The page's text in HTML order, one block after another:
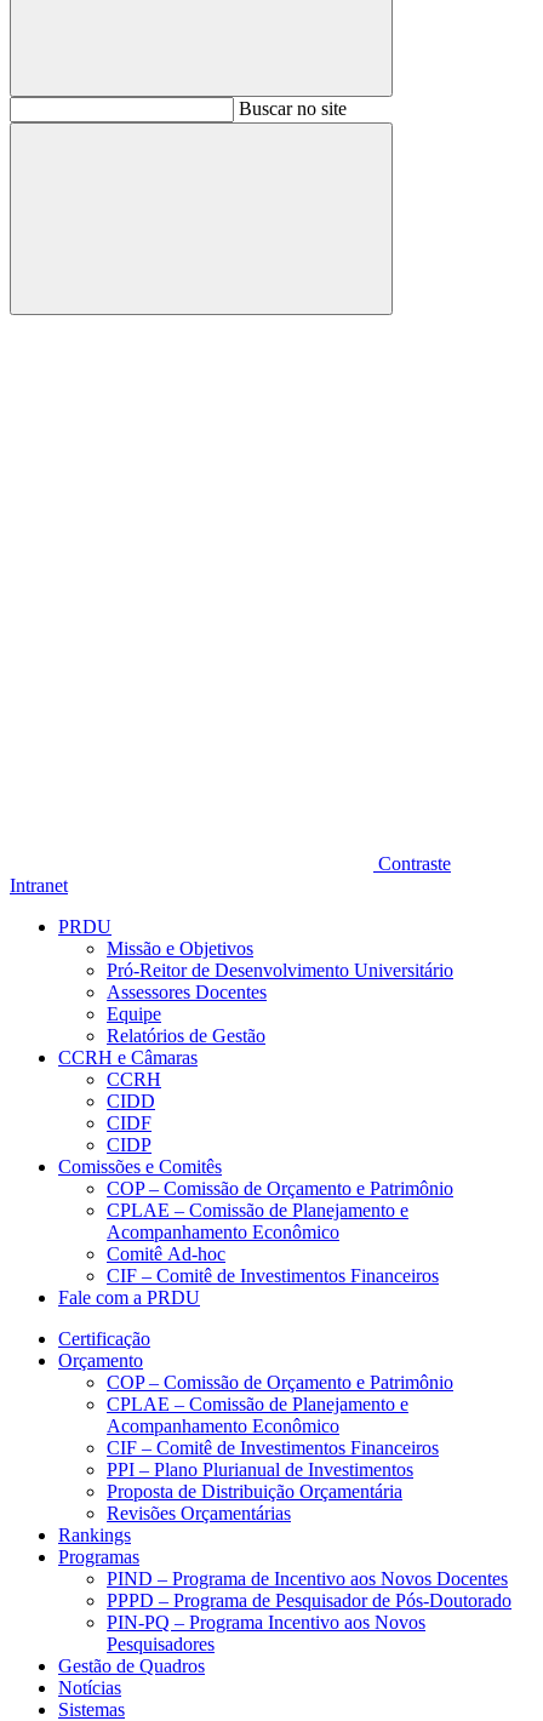
BuscarBuscar no site
Buscar
Contraste
Intranet
PRDU
Missão e Objetivos
Pró-Reitor de Desenvolvimento Universitário
Assessores Docentes
Equipe
Relatórios de Gestão
CCRH e Câmaras
CCRH
CIDD
CIDF
CIDP
Comissões e Comitês
COP – Comissão de Orçamento e Patrimônio
CPLAE – Comissão de Planejamento e
Acompanhamento Econômico
Comitê Ad-hoc
CIF – Comitê de Investimentos Financeiros
Fale com a PRDU
Certificação
Orçamento
COP – Comissão de Orçamento e Patrimônio
CPLAE – Comissão de Planejamento e
Acompanhamento Econômico
CIF – Comitê de Investimentos Financeiros
PPI – Plano Plurianual de Investimentos
Proposta de Distribuição Orçamentária
Revisões Orçamentárias
Rankings
Programas
PIND – Programa de Incentivo aos Novos Docentes
PPPD – Programa de Pesquisador de Pós-Doutorado
PIN-PQ – Programa Incentivo aos Novos
Pesquisadores
Gestão de Quadros
Notícias
Sistemas